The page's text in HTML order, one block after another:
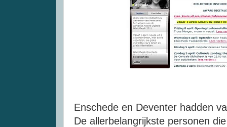
Enschede en Deventer hadden
De allerbelangrijkste personen